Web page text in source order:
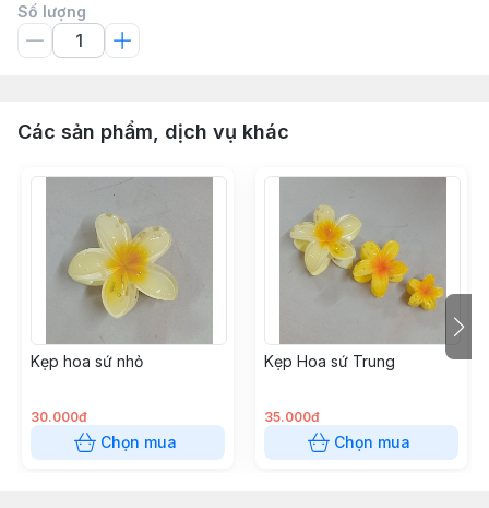
Số lượng
Các sản phẩm, dịch vụ khác
Kẹp hoa sứ nhỏ
30.000đ
Chọn mua
Kẹp Hoa sứ Trung
35.000đ
Chọn mua